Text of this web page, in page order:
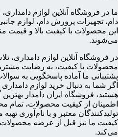
ما در فروشگاه آنلاین لوازم
دام، تجهیزات پرورش دام، لوازم
این محصولات با کیفیت بالا و
می‌شوند.
در فروشگاه آنلاین لوازم دامداری،
محصولات با کیفیت، به رضایت
پشتیبانی ما آماده پاسخگویی به
اگر شما به دنبال خرید لوازم
هستید، فروشگاه ایران دامدار
اطمینان از کیفیت محصولات، تمام
تولیدکنندگان معتبر و با نام‌آوری
کیفیت ما نیز قبل از عرضه
می‌کند.